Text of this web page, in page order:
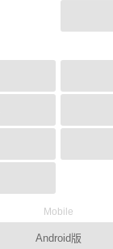
Mobile
Android版